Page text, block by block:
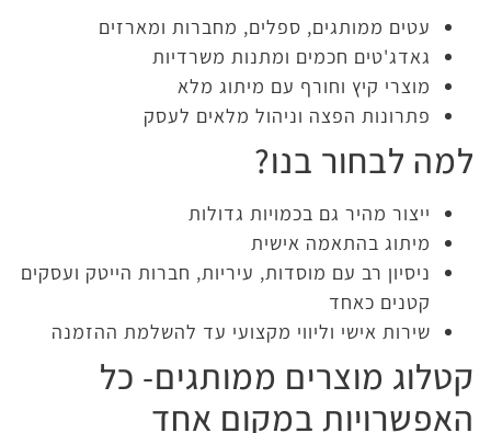
עטים ממותגים, ספלים, מחברות ומארזים
גאדג'טים חכמים ומתנות משרדיות
מוצרי קיץ וחורף עם מיתוג מלא
פתרונות הפצה וניהול מלאים לעסק
למה לבחור בנו?
ייצור מהיר גם בכמויות גדולות
מיתוג בהתאמה אישית
ניסיון רב עם מוסדות, עיריות, חברות הייטק ועסקים
קטנים כאחד
שירות אישי וליווי מקצועי עד להשלמת ההזמנה
קטלוג מוצרים ממותגים- כל
האפשרויות במקום אחד